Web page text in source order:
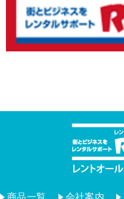
商品一覧 会社案内